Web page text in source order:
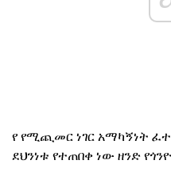
የ የሚጪመር ነገር አማካኝነት
ደህንነቱ የተጠበቀ ነው ዘንድ